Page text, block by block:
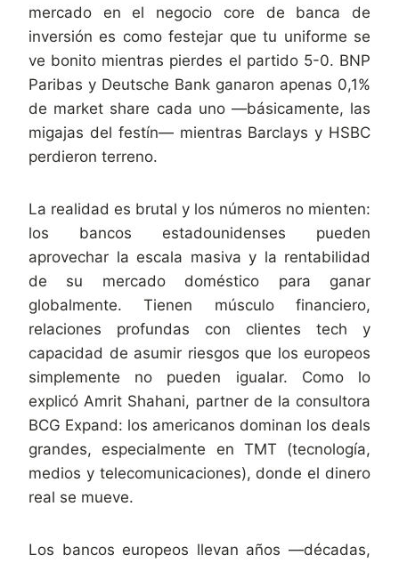
mercado en el negocio core de banca de
inversión es como festejar que tu uniforme se
ve bonito mientras pierdes el partido 5-0. BNP
Paribas y Deutsche Bank ganaron apenas 0,1%
de market share cada uno —básicamente, las
migajas del festín— mientras Barclays y HSBC
perdieron terreno.
La realidad es brutal y los números no mienten:
los bancos estadounidenses pueden
aprovechar la escala masiva y la rentabilidad
de su mercado doméstico para ganar
globalmente. Tienen músculo financiero,
relaciones profundas con clientes tech y
capacidad de asumir riesgos que los europeos
simplemente no pueden igualar. Como lo
explicó Amrit Shahani, partner de la consultora
BCG Expand: los americanos dominan los deals
grandes, especialmente en TMT (tecnología,
medios y telecomunicaciones), donde el dinero
real se mueve.
Los bancos europeos llevan años —décadas,